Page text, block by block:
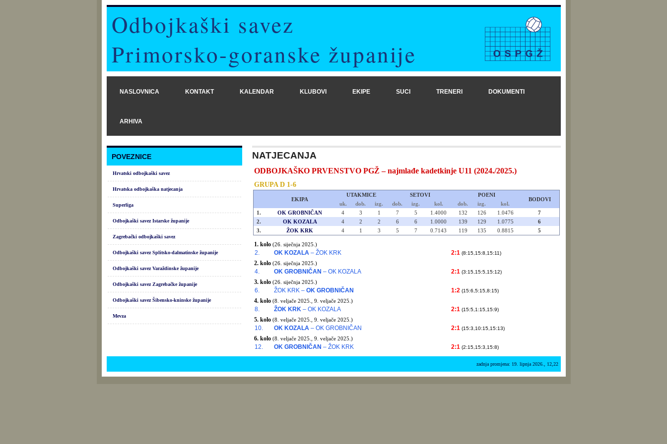
Odbojkaški savez
Primorsko-goranske županije
NASLOVNICA KONTAKT KALENDAR KLUBOVI EKIPE SUCI TRENERI DOKUMENTI
ARHIVA
POVEZNICE
Hrvatski odbojkaški savez
Hrvatska odbojkaška natjecanja
Superliga
Odbojkaški savez Istarske županije
Zagrebački odbojkaški savez
Odbojkaški savez Splitsko-dalmatinske županije
Odbojkaški savez Varaždinske županije
Odbojkaški savez Zagrebačke županije
Odbojkaški savez Šibensko-kninske županije
Mevza
NATJECANJA
ODBOJKAŠKO PRVENSTVO PGŽ – najmlađe kadetkinje U11 (2024./2025.)
GRUPA D 1-6
EKIPA
UTAKMICE SETOVI POENI
BODOVI
uk. dob. izg. dob. izg. kol. dob. izg.
kol.
1.
OK GROBNIČAN 4 3 1 7 5 1.4000 132 126 1.0476
7
2.
OK KOZALA 4 2 2 6 6 1.0000 139 129 1.0775
6
3.
ŽOK KRK 4 1 3 5 7 0.7143 119 135 0.8815 5
1. kolo (26. siječnja 2025.)
2. OK KOZALA– ŽOK KRK 2:1 (8:15,15:8,15:11)
2. kolo (26. siječnja 2025.)
4. OK GROBNIČAN – OK KOZALA 2:1 (3:15,15:5,15:12)
3. kolo (26. siječnja 2025.)
6. ŽOK KRK – OK GROBNIČAN 1:2 (15:6,5:15,8:15)
4. kolo (8. veljače 2025., 9. veljače 2025.)
8. ŽOK KRK– OK KOZALA 2:1 (15:5,1:15,15:9)
5. kolo (8. veljače 2025., 9. veljače 2025.)
10. OK KOZALA– OK GROBNIČAN 2:1 (15:3,10:15,15:13)
6. kolo (8. veljače 2025., 9. veljače 2025.)
12. OK GROBNIČAN – ŽOK KRK 2:1 (2:15,15:3,15:8)
zadnja promjena: 19. lipnja 2026., 12,22